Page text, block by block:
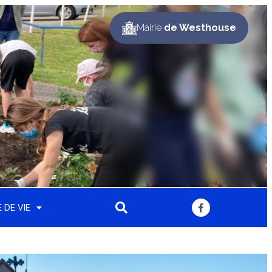
Mairiede Westhouse
DE VIE